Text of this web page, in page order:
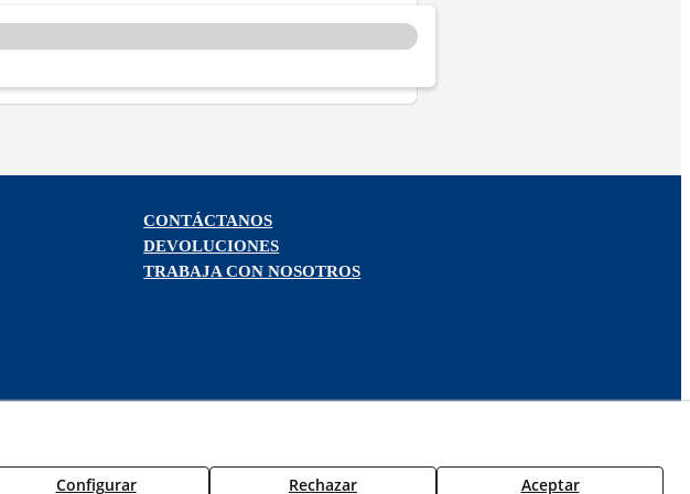
CONTÁCTANOS
DEVOLUCIONES
TRABAJA CON NOSOTROS
Configurar Rechazar Aceptar